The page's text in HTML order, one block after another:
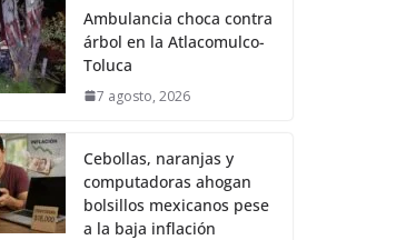
Ambulancia choca contra
árbol en la Atlacomulco-
Toluca
7 agosto, 2026
Cebollas, naranjas y
computadoras ahogan
bolsillos mexicanos pese
a la baja inflación